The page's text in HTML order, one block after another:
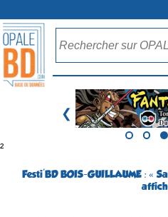
❮
²
Festi'BD BOIS-GUILLAUME : «